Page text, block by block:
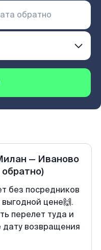
— Иваново
обратно)
без посредников
цене🙌.
перелет туда и
дату возвращения